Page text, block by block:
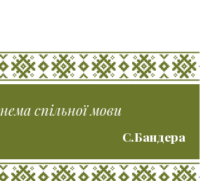
спільної мови
С.Бандера